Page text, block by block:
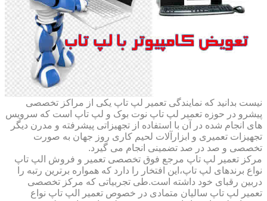
نیست بدانید که نمایندگی تعمیر لپ تاپ یکی از مراکز تخصصی
پیشرو در حوزه تعمیر لپ تاپ نوت بوک و لپ تاپ است که سرویس
های انجام شده در آن با استفاده از تجهیزاتی پیشرفته و مدرن دیگر
تجهیزات تعمیری و ابزارآلات لحیم کاری روز جهان به صورت
تخصصی و صد در صد تضمینی انجام می گیرد.
مرکز تعمیر لپ تاپ مرجع فوق تخصصی تعمیر و فروش الپ تاپ
نواع برندهای لپ تاپ،این افتخار را دارد که همواره برترین رتبه را
دربین رقبای خود داشته است.طی تجربیاتی که مرکز تخصصی
تعمیر لپ تاپ سالیان متمادی در خصوص تعمیر الپ تاپ نواع